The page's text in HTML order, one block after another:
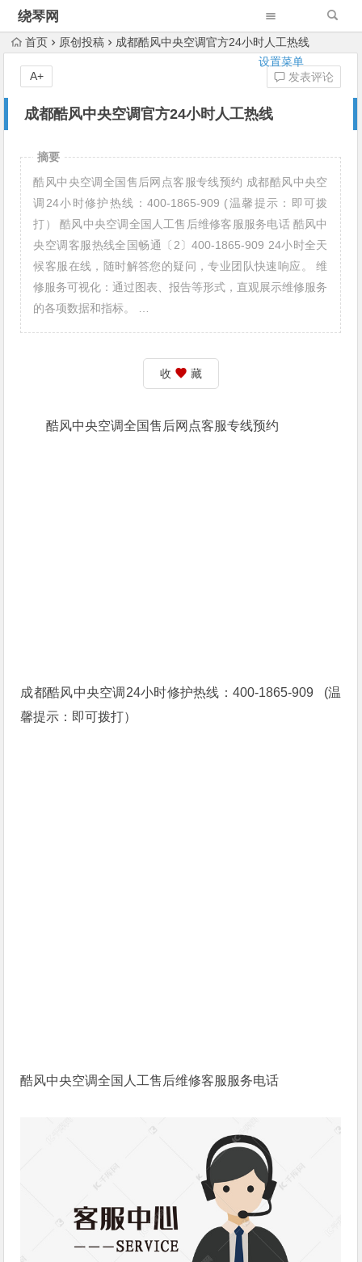
绕琴网
设置菜单
首页 原创投稿 成都酷风中央空调官方24小时人工热线
成都酷风中央空调官方24小时人工热线
发表评论
A+
摘要
酷风中央空调全国售后网点客服专线预约 成都酷风中央空
调24小时修护热线：400-1865-909 (温馨提示：即可拨
打） 酷风中央空调全国人工售后维修客服服务电话 酷风中
央空调客服热线全国畅通〔2〕400-1865-909 24小时全天
候客服在线，随时解答您的疑问，专业团队快速响应。 维
修服务可视化：通过图表、报告等形式，直观展示维修服务
的各项数据和指标。 …
收 藏
酷风中央空调全国售后网点客服专线预约
成都酷风中央空调24小时修护热线：400-1865-909 (温
馨提示：即可拨打）
酷风中央空调全国人工售后维修客服服务电话